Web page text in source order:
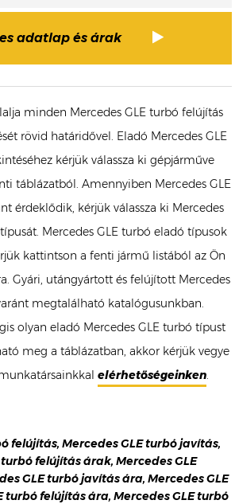
adatlap és árak
minden Mercedes GLE turbó felújítás
rövid határidővel. Eladó Mercedes GLE
kérjük válassza ki gépjárműve
táblázatból. Amennyiben Mercedes GLE
érdeklődik, kérjük válassza ki Mercedes
Mercedes GLE turbó eladó típusok
kattintson a fenti jármű listából az Ön
Gyári, utángyártott és felújított Mercedes
megtalálható katalógusunkban.
olyan eladó Mercedes GLE turbó típust
meg a táblázatban, akkor kérjük vegye
elérhetőségeinken.
felújítás, Mercedes GLE turbó javítás,
turbó felújítás árak, Mercedes GLE
GLE turbó javítás ára, Mercedes GLE
turbó felújítás ára, Mercedes GLE turbó